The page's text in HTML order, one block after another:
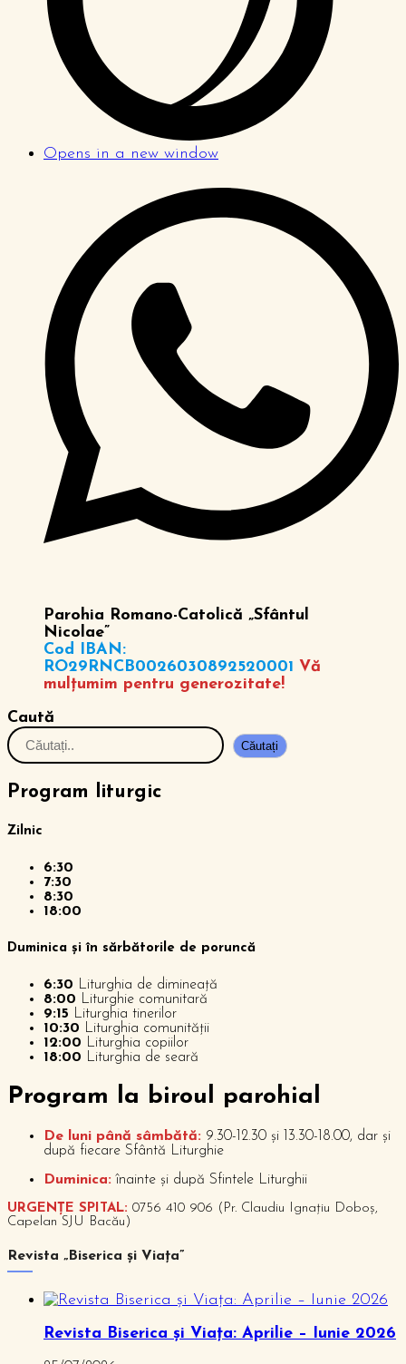
Opens in a new window
Parohia Romano-Catolică „Sfântul
Nicolae”
Cod IBAN:
RO29RNCB0026030892520001 Vă
mulțumim pentru generozitate!
Caută
Căutați
Program liturgic
Zilnic
6:30
7:30
8:30
18:00
Duminica și în sărbătorile de poruncă
6:30 Liturghia de dimineață
8:00 Liturghie comunitară
9:15 Liturghia tinerilor
10:30 Liturghia comunității
12:00 Liturghia copiilor
18:00 Liturghia de seară
Program la biroul parohial
De luni până sâmbătă: 9.30-12.30 și 13.30-18.00, dar și
după fiecare Sfântă Liturghie
Duminica: înainte și după Sfintele Liturghii
URGENȚE SPITAL: 0756 410 906 (Pr. Claudiu Ignațiu Doboș,
Capelan SJU Bacău)
Revista „Biserica și Viața”
Revista Biserica și Viața: Aprilie – Iunie 2026